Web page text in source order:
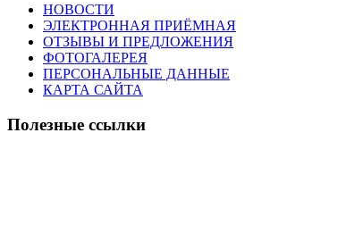
НОВОСТИ
ЭЛЕКТРОННАЯ ПРИЁМНАЯ
ОТЗЫВЫ И ПРЕДЛОЖЕНИЯ
ФОТОГАЛЕРЕЯ
ПЕРСОНАЛЬНЫЕ ДАННЫЕ
КАРТА САЙТА
Полезные ссылки